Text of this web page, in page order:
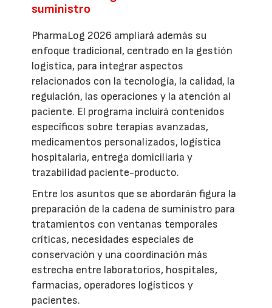
suministro
PharmaLog 2026 ampliará además su
enfoque tradicional, centrado en la gestión
logística, para integrar aspectos
relacionados con la tecnología, la calidad, la
regulación, las operaciones y la atención al
paciente. El programa incluirá contenidos
específicos sobre terapias avanzadas,
medicamentos personalizados, logística
hospitalaria, entrega domiciliaria y
trazabilidad paciente-producto.
Entre los asuntos que se abordarán figura la
preparación de la cadena de suministro para
tratamientos con ventanas temporales
críticas, necesidades especiales de
conservación y una coordinación más
estrecha entre laboratorios, hospitales,
farmacias, operadores logísticos y
pacientes.